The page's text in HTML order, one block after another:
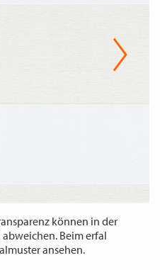
können in der
Beim erfal
ansehen.